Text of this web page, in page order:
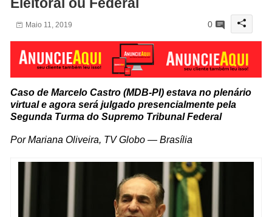
Maio 11, 2019 0
Caso de Marcelo Castro (MDB-PI) estava no plenário
virtual e agora será julgado presencialmente pela
Segunda Turma do Supremo Tribunal Federal
Por Mariana Oliveira, TV Globo — Brasília